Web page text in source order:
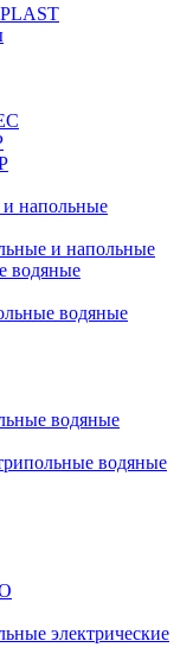
напольные
и напольные
водяные
водяные
водяные
водяные
электрические